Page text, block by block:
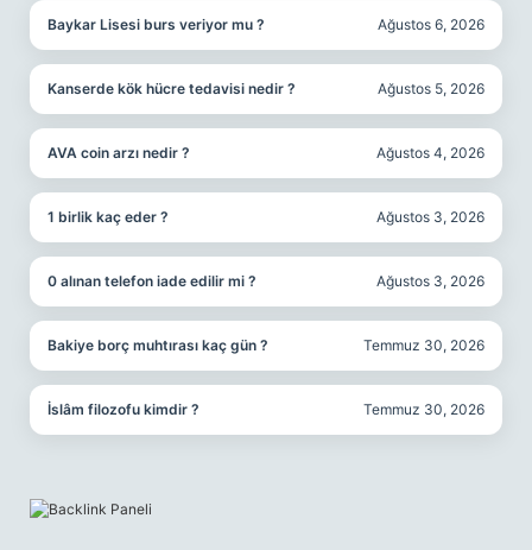
Baykar Lisesi burs veriyor mu ? Ağustos 6, 2026
Kanserde kök hücre tedavisi nedir ? Ağustos 5, 2026
AVA coin arzı nedir ? Ağustos 4, 2026
1 birlik kaç eder ? Ağustos 3, 2026
0 alınan telefon iade edilir mi ? Ağustos 3, 2026
Bakiye borç muhtırası kaç gün ? Temmuz 30, 2026
İslâm filozofu kimdir ? Temmuz 30, 2026